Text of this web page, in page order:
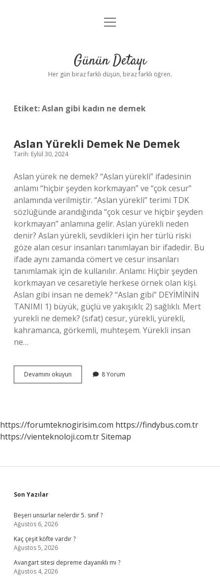
Anasayfa
Yasal Uyarı
menüyü
Günün Detayı
Her gün biraz farklı düşün, biraz farklı öğren.
Etiket:Aslan gibi kadın ne demek
Aslan Yürekli Demek Ne Demek
Tarih: Eylül 30, 2024
Aslan yürek ne demek? “Aslan yürekli” ifadesinin
anlamı “hiçbir şeyden korkmayan” ve “çok cesur”
anlamında verilmiştir. “Aslan yürekli” terimi TDK
sözlüğünde arandığında “çok cesur ve hiçbir şeyden
korkmayan” anlamına gelir. Aslan yürekli neden
denir? Aslan yürekli, sevdikleri için her türlü riski
göze alan cesur insanları tanımlayan bir ifadedir. Bu
ifade aynı zamanda cömert ve cesur insanları
tanımlamak için de kullanılır. Anlamı: Hiçbir şeyden
korkmayan ve cesaretiyle herkese örnek olan kişi.
Aslan gibi insan ne demek? “Aslan gibi” DEYİMİNİN
TANIMI 1) büyük, güçlü ve yakışıklı; 2) sağlıklı. Mert
yurekli ne demek? (sıfat) cesur, yürekli, yürekli,
kahramanca, görkemli, muhteşem. Yürekli insan
ne…
Devamını okuyun
Yürekli
8 Yorum
https://forumteknogirisim.com https://findybus.com.tr
https://vienteknoloji.com.trSitemap
Sidebar
Son Yazılar
Beşeri unsurlar nelerdir 5. sınıf ?
Ağustos 6, 2026
Kaç çeşit köfte vardır ?
Ağustos 5, 2026
Avangart sitesi depreme dayanıklı mı ?
Ağustos 4, 2026